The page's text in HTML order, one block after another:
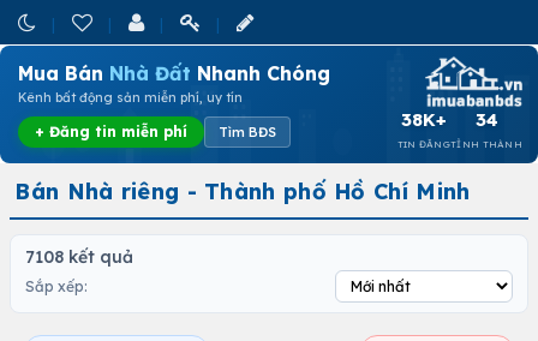
Mua Bán Nhà Đất Nhanh Chóng
Kênh bất động sản miễn phí, uy tín
+ Đăng tin miễn phí Tìm BĐS
38K+
TIN ĐĂNG
34
TỈNH THÀNH
Bán Nhà riêng - Thành phố Hồ Chí Minh
7108 kết quả
Sắp xếp: